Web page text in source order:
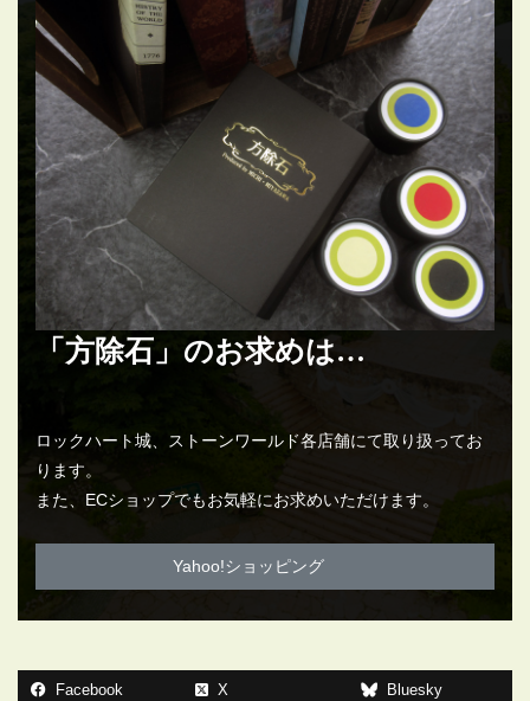
「方除石」のお求めは…
ロックハート城、ストーンワールド各店舗にて取り扱ってお
ります。
また、ECショップでもお気軽にお求めいただけます。
Yahoo!ショッピング
Facebook X Bluesky